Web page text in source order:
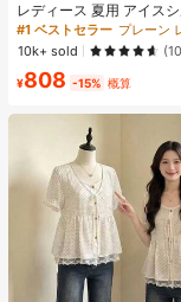
レディース 夏用 アイス
性 ランニングパンツ、速
ポーツパンツ ジッパーポ
エストバンド付き フィッ
ョギング用 ブラック、ア
#1 ベストセラー
10k+ sold
¥808 -15% 概算